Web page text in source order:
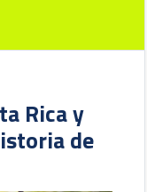
Rica y
de